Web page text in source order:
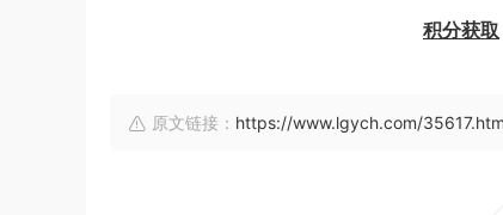
积分获取
原文链接： https://www.lgych.com/